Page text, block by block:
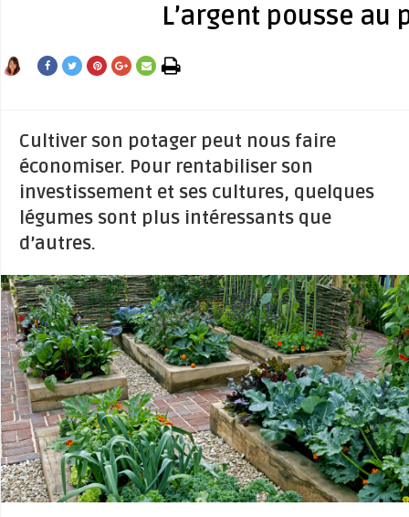
L’argent pousse au
Cultiver son potager peut nous faire
économiser. Pour rentabiliser son
investissement et ses cultures, quelques
légumes sont plus intéressants que
d’autres.